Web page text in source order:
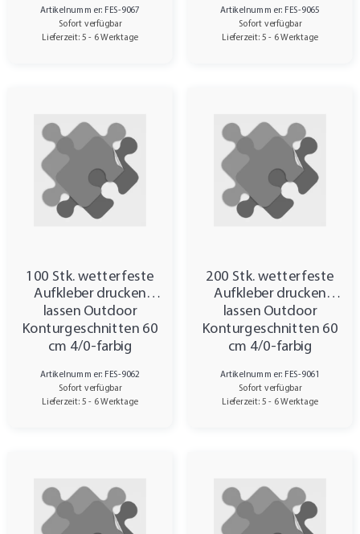
Artikelnummer: FES-9067
Sofort verfügbar
Lieferzeit: 5 - 6 Werktage
Artikelnummer: FES-9065
Sofort verfügbar
Lieferzeit: 5 - 6 Werktage
100 Stk. wetterfeste
Aufkleber drucken
lassen Outdoor
Konturgeschnitten 60
cm 4/0-farbig
Artikelnummer: FES-9062
Sofort verfügbar
Lieferzeit: 5 - 6 Werktage
200 Stk. wetterfeste
Aufkleber drucken
lassen Outdoor
Konturgeschnitten 60
cm 4/0-farbig
Artikelnummer: FES-9061
Sofort verfügbar
Lieferzeit: 5 - 6 Werktage